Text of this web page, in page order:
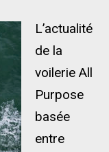
L’actualité
de la
voilerie All
Purpose
basée
entre